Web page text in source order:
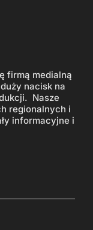
firmą medialną
nacisk na
Nasze
regionalnych i
informacyjne i